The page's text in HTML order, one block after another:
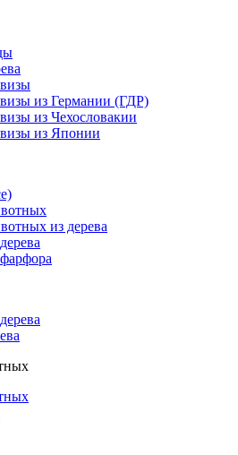
из Германии (ГДР)
из Чехословакии
из Японии
из дерева